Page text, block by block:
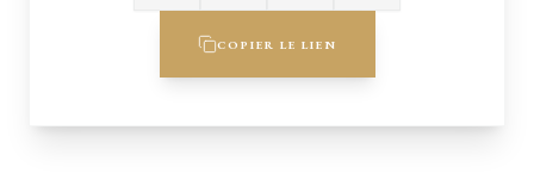
COPIER LE LIEN